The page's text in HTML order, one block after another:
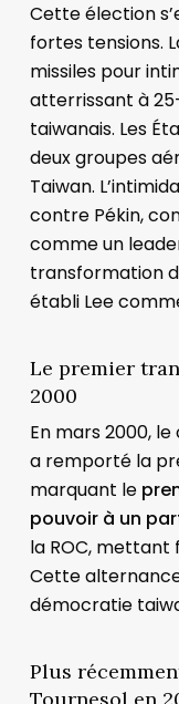
Cette élection
fortes tensions.
missiles pour
atterrissant à
taiwanais. Les
deux groupes
Taiwan.
contre Pékin,
comme un
transformation
établi Lee
Le premier
2000
En mars 2000,
a remporté la
marquant le
pouvoir à un
la ROC, mettant
Cette
démocratie
Plus